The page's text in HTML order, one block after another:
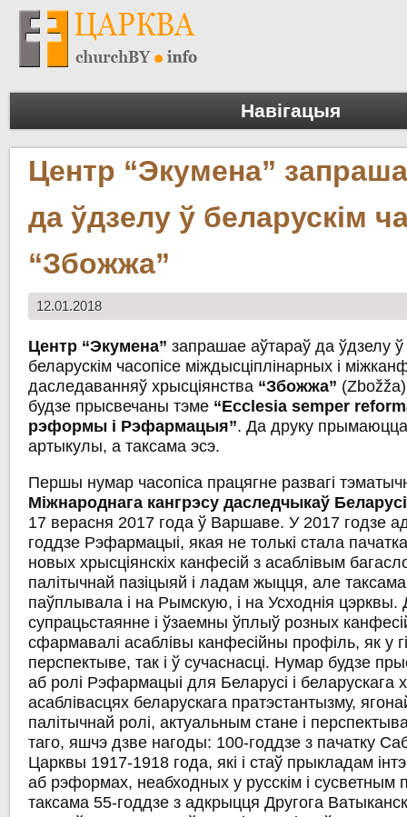
Навігацыя
Центр “Экумена”
да ўдзелу ў беларускім
“Збожжа”
12.01.2018
Центр “Экумена” запрашае аўтараў да ўдзелу ў
беларускім часопісе міждысціплінарных і
даследаванняў хрысціянства “Збожжа”
будзе прысвечаны тэме “Ecclesia semper
рэформы і Рэфармацыя”. Да друку прымаюцца
артыкулы, а таксама эсэ.
Першы нумар часопіса працягне развагі
Міжнароднага кангрэсу даследчыкаў Беларусі
17 верасня 2017 года ў Варшаве. У 2017 годзе
годдзе Рэфармацыі, якая не толькі стала
новых хрысціянскіх канфесій з асаблівым
палітычнай пазіцыяй і ладам жыцця, але таксама
паўплывала і на Рымскую, і на Усходнія цэрквы.
супрацьстаянне і ўзаемны ўплыў розных
сфармавалі асаблівы канфесійны профіль, як у
перспектыве, так і ў сучаснасці. Нумар будзе
аб ролі Рэфармацыі для Беларусі і беларускага
асаблівасцях беларускага пратэстантызму,
палітычнай ролі, актуальным стане і
таго, яшчэ дзве нагоды: 100-годдзе з пачатку
Царквы 1917-1918 года, які і стаў прыкладам
аб рэформах, неабходных у русскім і сусветным
таксама 55-годдзе з адкрыцця Другога